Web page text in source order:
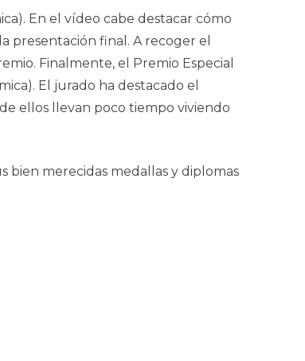
En el vídeo cabe destacar cómo
presentación final. A recoger el
Finalmente, el Premio Especial
El jurado ha destacado el
ellos llevan poco tiempo viviendo
bien merecidas medallas y diplomas